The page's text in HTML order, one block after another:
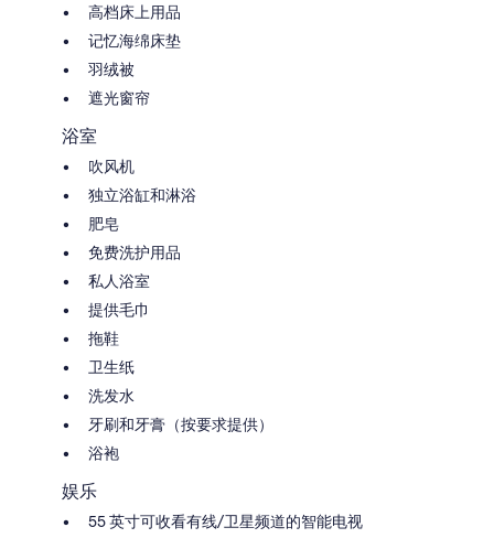
高档床上用品
记忆海绵床垫
羽绒被
遮光窗帘
浴室
吹风机
独立浴缸和淋浴
肥皂
免费洗护用品
私人浴室
提供毛巾
拖鞋
卫生纸
洗发水
牙刷和牙膏（按要求提供）
浴袍
娱乐
55 英寸可收看有线/卫星频道的智能电视